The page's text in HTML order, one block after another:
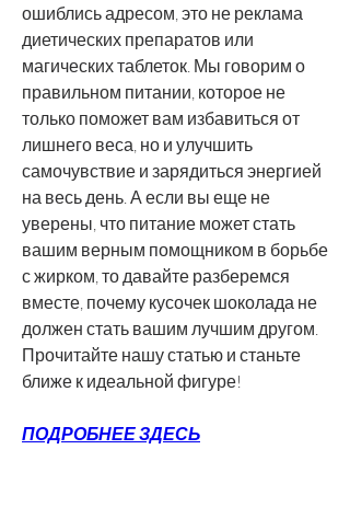
ошиблись адресом, это не реклама
диетических препаратов или
магических таблеток. Мы говорим о
правильном питании, которое не
только поможет вам избавиться от
лишнего веса, но и улучшить
самочувствие и зарядиться энергией
на весь день. А если вы еще не
уверены, что питание может стать
вашим верным помощником в борьбе
с жирком, то давайте разберемся
вместе, почему кусочек шоколада не
должен стать вашим лучшим другом.
Прочитайте нашу статью и станьте
ближе к идеальной фигуре!
ПОДРОБНЕЕ ЗДЕСЬ